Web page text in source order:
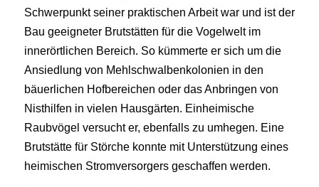
Schwerpunkt seiner praktischen Arbeit war und ist der
Bau geeigneter Brutstätten für die Vogelwelt im
innerörtlichen Bereich. So kümmerte er sich um die
Ansiedlung von Mehlschwalbenkolonien in den
bäuerlichen Hofbereichen oder das Anbringen von
Nisthilfen in vielen Hausgärten. Einheimische
Raubvögel versucht er, ebenfalls zu umhegen. Eine
Brutstätte für Störche konnte mit Unterstützung eines
heimischen Stromversorgers geschaffen werden.